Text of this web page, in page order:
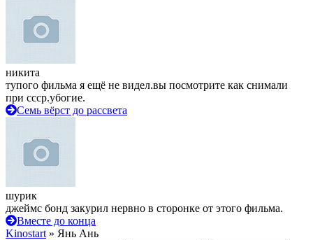
никита
тупого фильма я ещё не видел.вы посмотрите как снимали
при ссср.убогие.
Семь вёрст до рассвета
шурик
джеймс бонд закурил нервно в сторонке от этого фильма.
Вместе до конца
Kinostart » Янь Ань